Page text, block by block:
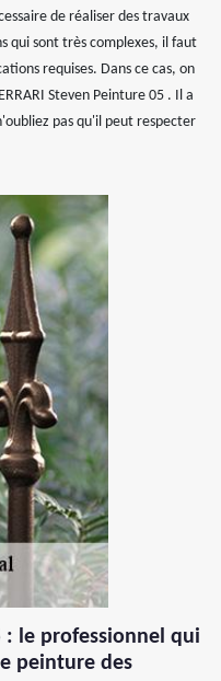
de réaliser des travaux
qui sont très complexes, il faut
requises. Dans ce cas, on
Steven Peinture 05 . Il a
pas qu'il peut respecter
: le professionnel qui
peinture des